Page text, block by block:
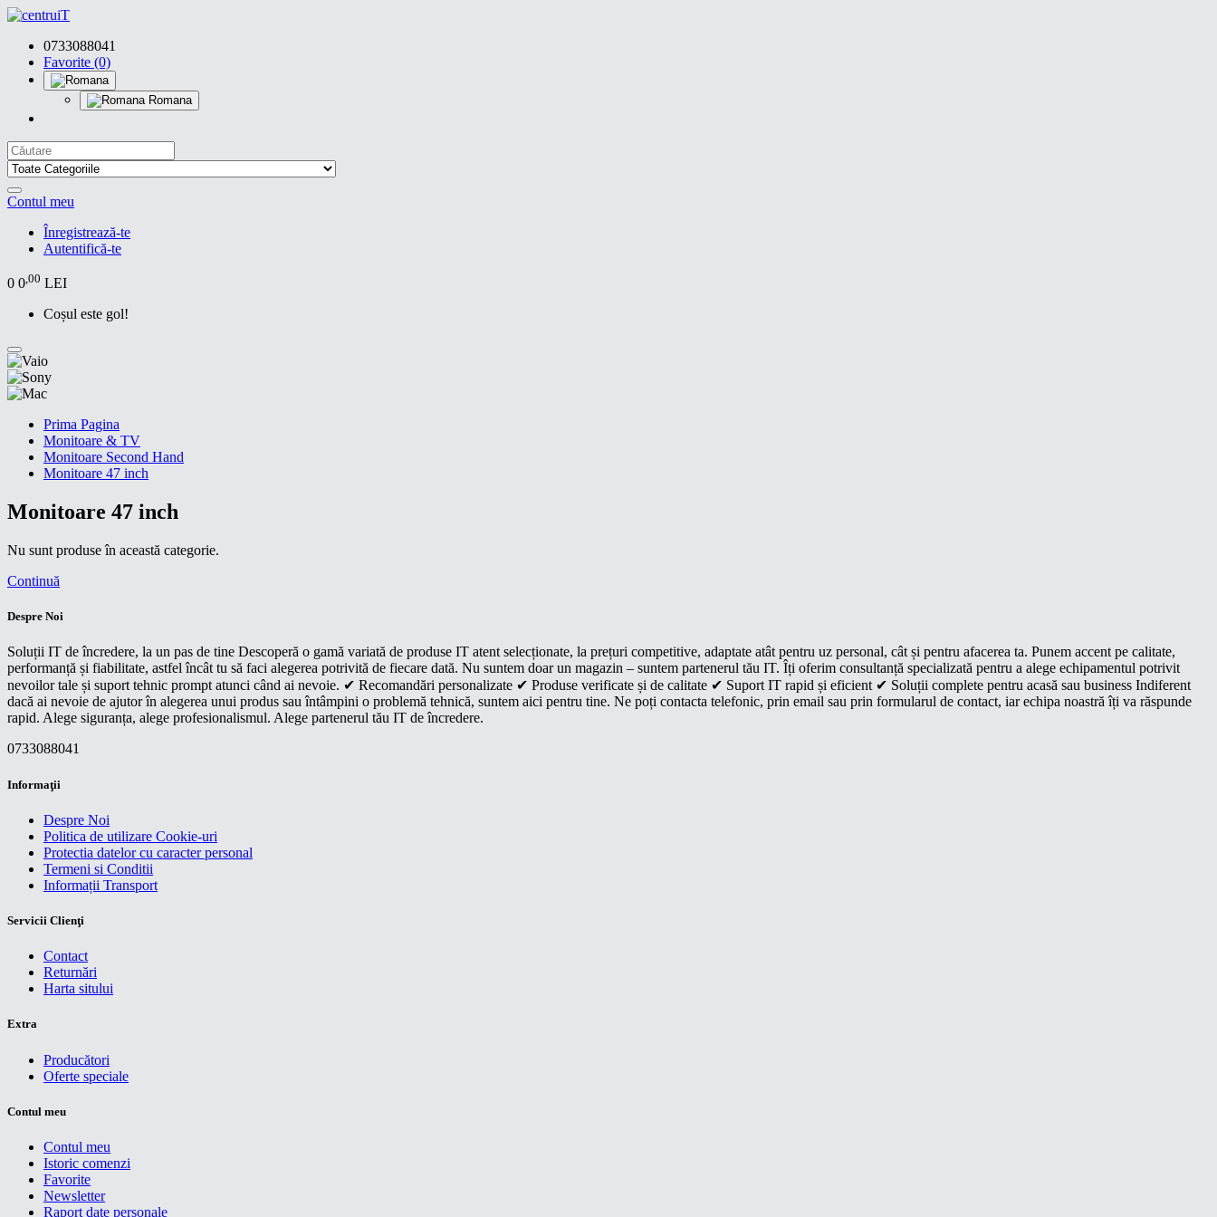
0733088041
Favorite (0)
Romana
Contul meu
Înregistrează-te
Autentifică-te
0 0,00 LEI
Coșul este gol!
Prima Pagina
Monitoare & TV
Monitoare Second Hand
Monitoare 47 inch
Monitoare 47 inch
Nu sunt produse în această categorie.
Continuă
Despre Noi
Soluții IT de încredere, la un pas de tine Descoperă o gamă variată de produse IT atent selecționate, la prețuri competitive, adaptate atât pentru uz personal, cât și pentru afacerea ta. Punem accent pe calitate,
performanță și fiabilitate, astfel încât tu să faci alegerea potrivită de fiecare dată. Nu suntem doar un magazin – suntem partenerul tău IT. Îți oferim consultanță specializată pentru a alege echipamentul potrivit
nevoilor tale și suport tehnic prompt atunci când ai nevoie. ✔ Recomandări personalizate ✔ Produse verificate și de calitate ✔ Suport IT rapid și eficient ✔ Soluții complete pentru acasă sau business Indiferent
dacă ai nevoie de ajutor în alegerea unui produs sau întâmpini o problemă tehnică, suntem aici pentru tine. Ne poți contacta telefonic, prin email sau prin formularul de contact, iar echipa noastră îți va răspunde
rapid. Alege siguranța, alege profesionalismul. Alege partenerul tău IT de încredere.
0733088041
Informaţii
Despre Noi
Politica de utilizare Cookie-uri
Protectia datelor cu caracter personal
Termeni si Conditii
Informații Transport
Servicii Clienţi
Contact
Returnări
Harta sitului
Extra
Producători
Oferte speciale
Contul meu
Contul meu
Istoric comenzi
Favorite
Newsletter
Raport date personale